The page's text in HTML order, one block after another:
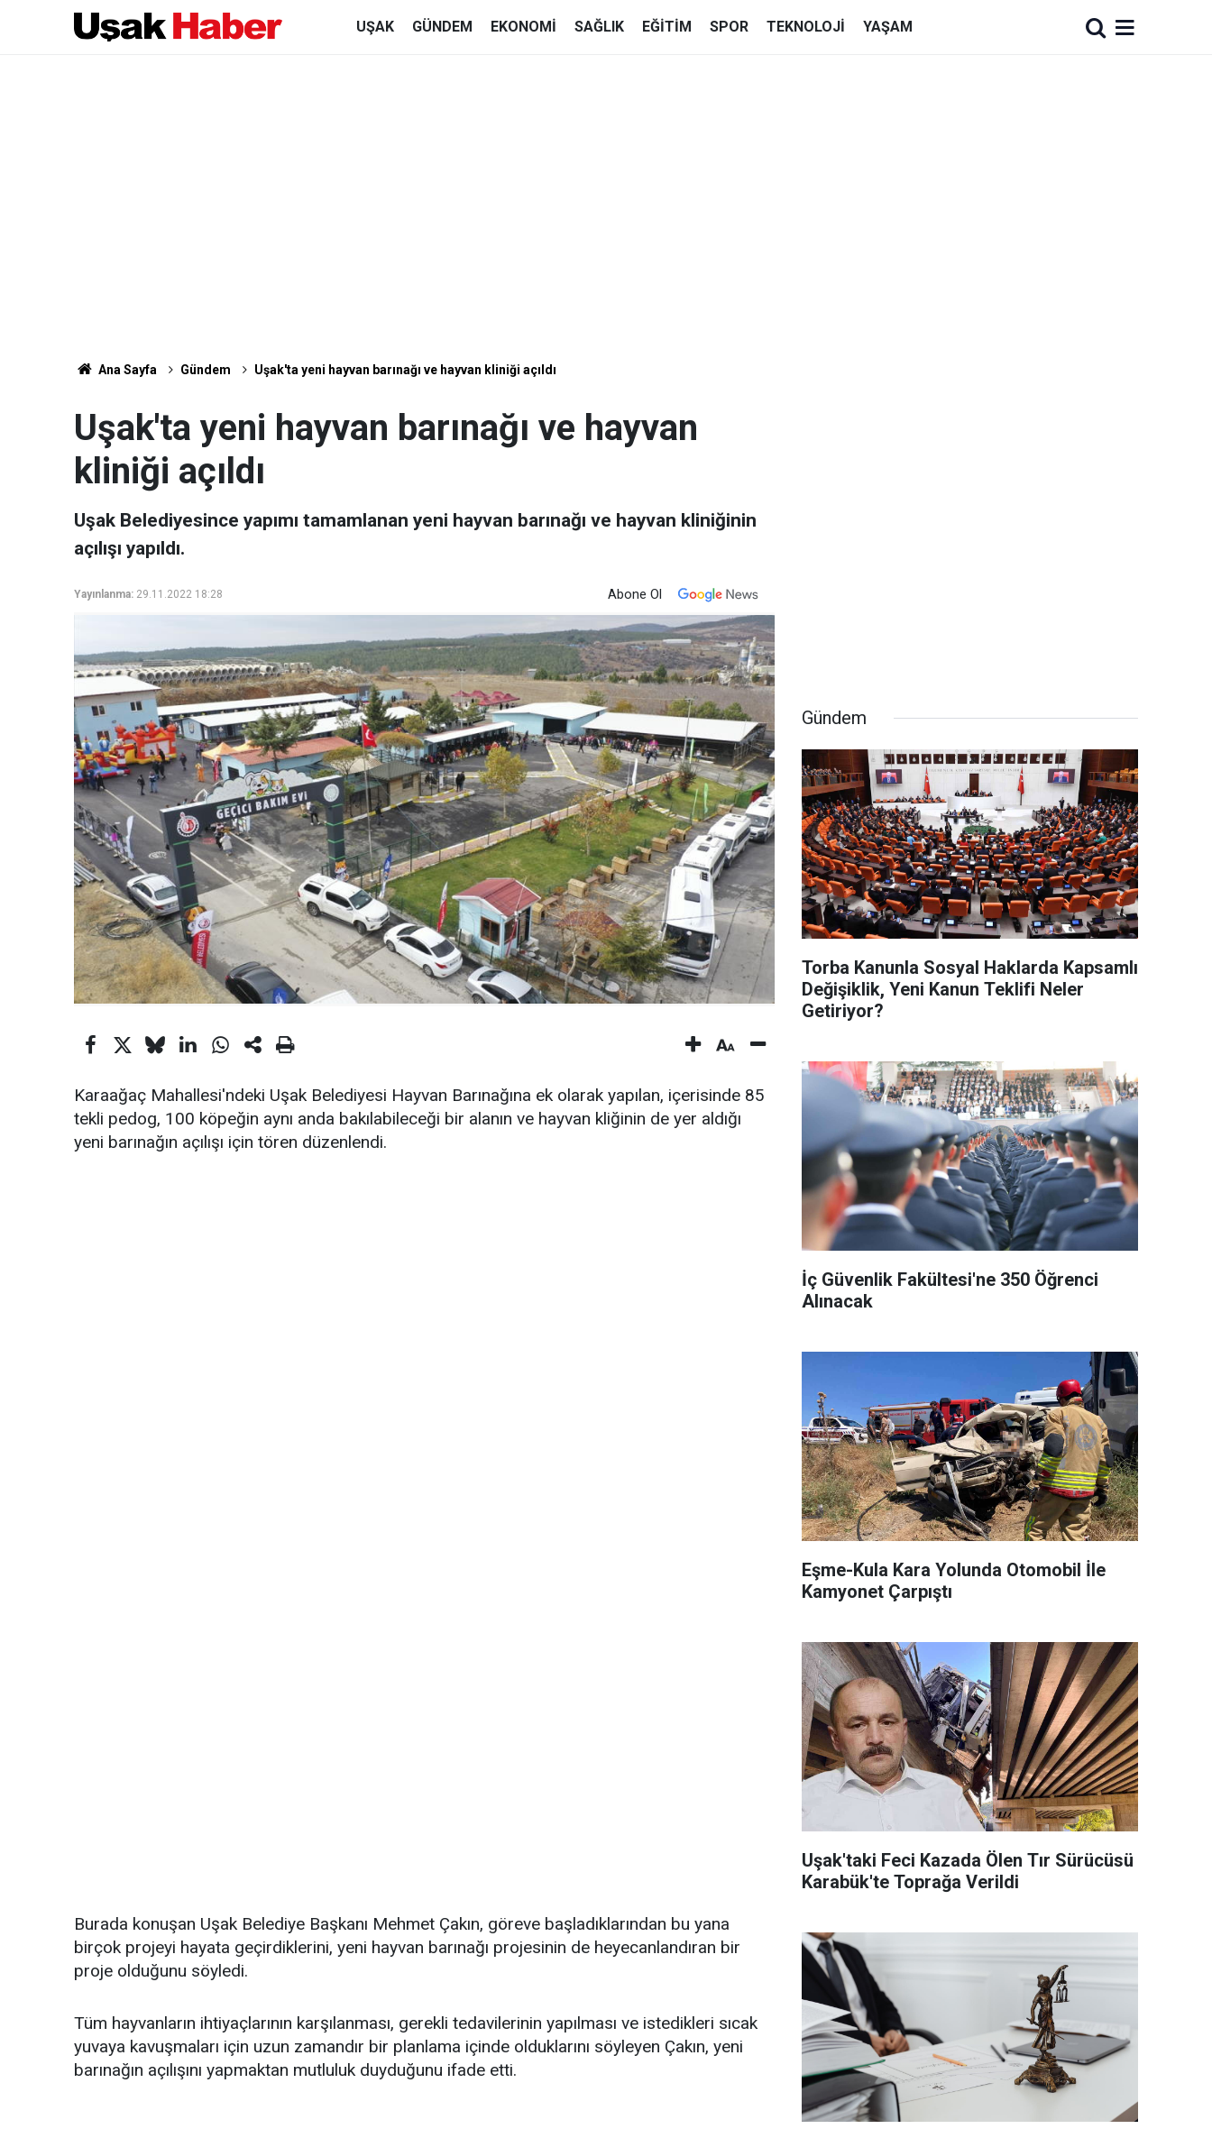
UŞAK GÜNDEM EKONOMI SAĞLIK EĞITIM SPOR TEKNOLOJI YAŞAM
Ana Sayfa Gündem Uşak'ta yeni hayvan barınağı ve hayvan kliniği açıldı
Uşak'ta yeni hayvan barınağı ve hayvan
kliniği açıldı
Uşak Belediyesince yapımı tamamlanan yeni hayvan barınağı ve hayvan kliniğinin
açılışı yapıldı.
Yayınlanma: 29.11.2022 18:28 Abone Ol
Karaağaç Mahallesi'ndeki Uşak Belediyesi Hayvan Barınağına ek olarak yapılan, içerisinde 85
tekli pedog, 100 köpeğin aynı anda bakılabileceği bir alanın ve hayvan kliğinin de yer aldığı
yeni barınağın açılışı için tören düzenlendi.
Burada konuşan Uşak Belediye Başkanı Mehmet Çakın, göreve başladıklarından bu yana
birçok projeyi hayata geçirdiklerini, yeni hayvan barınağı projesinin de heyecanlandıran bir
proje olduğunu söyledi.
Tüm hayvanların ihtiyaçlarının karşılanması, gerekli tedavilerinin yapılması ve istedikleri sıcak
yuvaya kavuşmaları için uzun zamandır bir planlama içinde olduklarını söyleyen Çakın, yeni
barınağın açılışını yapmaktan mutluluk duyduğunu ifade etti.
Gündem
Torba Kanunla Sosyal Haklarda Kapsamlı
Değişiklik, Yeni Kanun Teklifi Neler
Getiriyor?
İç Güvenlik Fakültesi'ne 350 Öğrenci
Alınacak
Eşme-Kula Kara Yolunda Otomobil İle
Kamyonet Çarpıştı
Uşak'taki Feci Kazada Ölen Tır Sürücüsü
Karabük'te Toprağa Verildi